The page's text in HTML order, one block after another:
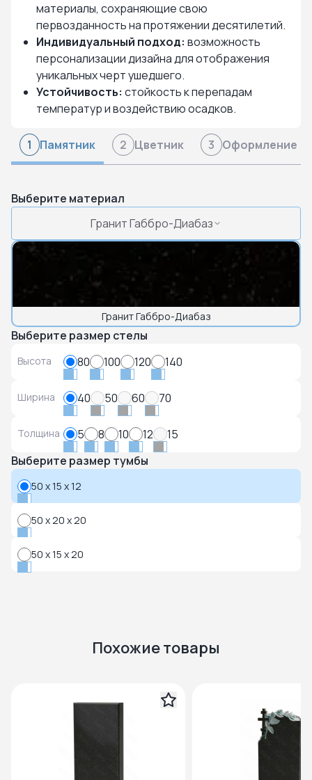
материалы, сохраняющие свою
первозданность на протяжении десятилетий.
Индивидуальный подход: возможность
персонализации дизайна для отображения
уникальных черт ушедшего.
Устойчивость: стойкость к перепадам
температур и воздействию осадков.
1 Памятник 2 Цветник 3 Оформление
Выберите материал
Гранит Габбро-Диабаз
Гранит Габбро-Диабаз
Выберите размер стелы
Высота 80 100 120 140
Ширина 40 50 60 70
Толщина 5 8 10 12
15
Выберите размер тумбы
50 x 15 x 12
50 x 20 x 20
50 x 15 x 20
Похожие товары